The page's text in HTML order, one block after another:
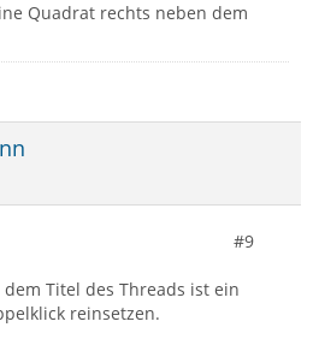
Quadrat rechts neben dem
#9
Titel des Threads ist ein
reinsetzen.